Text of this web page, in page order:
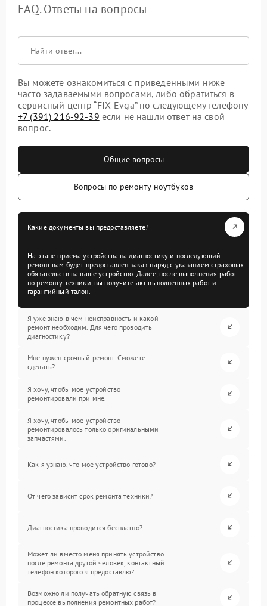
FAQ. Ответы на вопросы
Вы можете ознакомиться с приведенными ниже
часто задаваемыми вопросами, либо обратиться в
сервисный центр “FIX-Evga” по следующему телефону
+7 (391) 216-92-39 если не нашли ответ на свой
вопрос.
Общие вопросы
Вопросы по ремонту ноутбуков
Какие документы вы предоставляете?
На этапе приема устройства на диагностику и последующий
ремонт вам будет предоставлен заказ-наряд с указанием страховых
обязательств на ваше устройство. Далее, после выполнения работ
по ремонту техники, вы получите акт выполненных работ и
гарантийный талон.
Я уже знаю в чем неисправность и какой
ремонт необходим. Для чего проводить
диагностику?
Мне нужен срочный ремонт. Сможете
сделать?
Я хочу, чтобы мое устройство
ремонтировали при мне.
Я хочу, чтобы мое устройство
ремонтировалось только оригинальными
запчастями.
Как я узнаю, что мое устройство готово?
От чего зависит срок ремонта техники?
Диагностика проводится бесплатно?
Может ли вместо меня принять устройство
после ремонта другой человек, контактный
телефон которого я предоставлю?
Возможно ли получать обратную связь в
процессе выполнения ремонтных работ?